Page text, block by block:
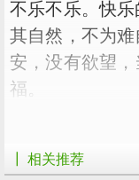
不乐不乐。快
其自然，不为
安，没有欲望
福。
10.因为生活是
┃ 相关推荐